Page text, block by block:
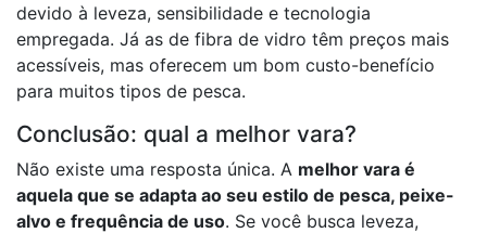
devido à leveza, sensibilidade e tecnologia
empregada. Já as de fibra de vidro têm preços mais
acessíveis, mas oferecem um bom custo-benefício
para muitos tipos de pesca.
Conclusão: qual a melhor vara?
Não existe uma resposta única. A melhor vara é
aquela que se adapta ao seu estilo de pesca, peixe-
alvo e frequência de uso. Se você busca leveza,